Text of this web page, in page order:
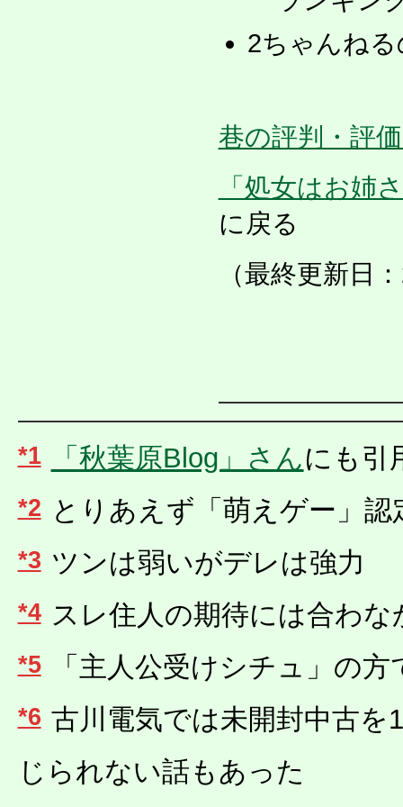
2ちゃんね
巷の評判・評
「処女はお姉
に戻る
（最終更新日
*1 「秋葉原Blog」さんにも引
*2 とりあえず「萌えゲー」認
*3 ツンは弱いがデレは強力
*4 スレ住人の期待には合わな
*5 「主人公受けシチュ」の
*6 古川電気では未開封中古
じられない話もあった